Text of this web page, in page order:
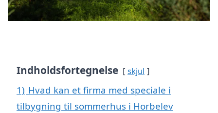
Indholdsfortegnelse skjul
1) Hvad kan et firma med speciale i
tilbygning til sommerhus i Horbelev